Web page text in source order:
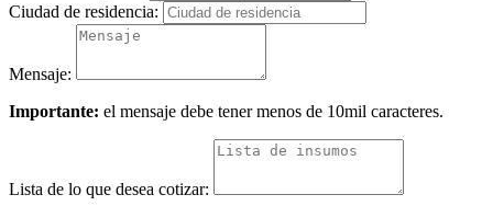
Ciudad de residencia:
Mensaje:
Importante: el mensaje debe tener menos de 10mil caracteres.
Lista de lo que desea cotizar: